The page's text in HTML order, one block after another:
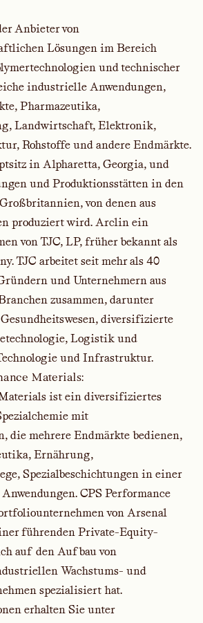
Anbieter von
Lösungen im Bereich
und technischer
industrielle Anwendungen,
Pharmazeutika,
Landwirtschaft, Elektronik,
Rohstoffe und andere Endmärkte.
in Alpharetta, Georgia, und
und Produktionsstätten in den
von denen aus
produziert wird. Arclin ein
von TJC, LP, früher bekannt als
TJC arbeitet seit mehr als 40
und Unternehmern aus
zusammen, darunter
diversifizierte
Logistik und
und Infrastruktur.
Materials:
ist ein diversifiziertes
mit
die mehrere Endmärkte bedienen,
Ernährung,
Spezialbeschichtungen in einer
CPS Performance
von Arsenal
führenden Private-Equity-
auf den Aufbau von
Wachstums- und
spezialisiert hat.
erhalten Sie unter